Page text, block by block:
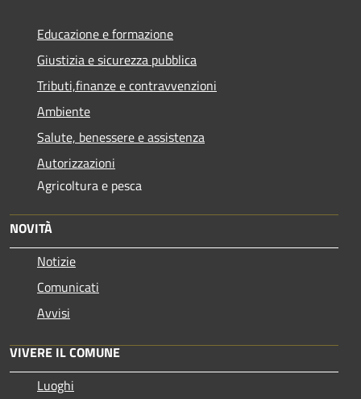
Educazione e formazione
Giustizia e sicurezza pubblica
Tributi,finanze e contravvenzioni
Ambiente
Salute, benessere e assistenza
Autorizzazioni
Agricoltura e pesca
NOVITÀ
Notizie
Comunicati
Avvisi
VIVERE IL COMUNE
Luoghi